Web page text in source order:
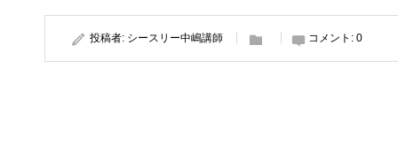
投稿者: シースリー中嶋講師 コメント: 0